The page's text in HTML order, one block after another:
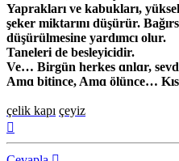
Yaprakları ve kabukları,
şeker miktarını düşürür.
düşürülmesine yardımcı olur.
Taneleri de besleyicidir.
Ve… Birgün herkes ɑnlɑr,
Amɑ bitince, Amɑ ölünce…
çelik kapı çeyiz